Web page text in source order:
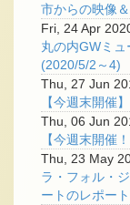
市からの映像
Fri, 24 Apr
丸の内GWミュ
(2020/5/2～4)
Thu, 27 Jun
【今週末開催
Thu, 06 Jun
【今週末開催
Thu, 23 May
ラ・フォル・
ートのレポート